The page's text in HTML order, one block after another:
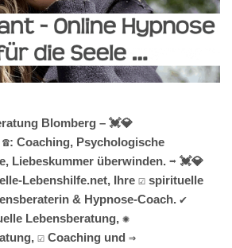
Blomberg – 💓️💎
Coaching, Psychologische
Liebeskummer überwinden. ➡️ 💓️💎
Lebenshilfe.net, Ihre ☑️ spirituelle
& Hypnose-Coach. ✔️
Lebensberatung, ✺
☑️ Coaching und ⇒